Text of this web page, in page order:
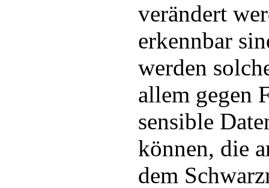
verändert
erkennbar
werden
allem gegen
sensible
können, die
dem